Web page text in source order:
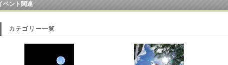
ベント関連
カテゴリー一覧